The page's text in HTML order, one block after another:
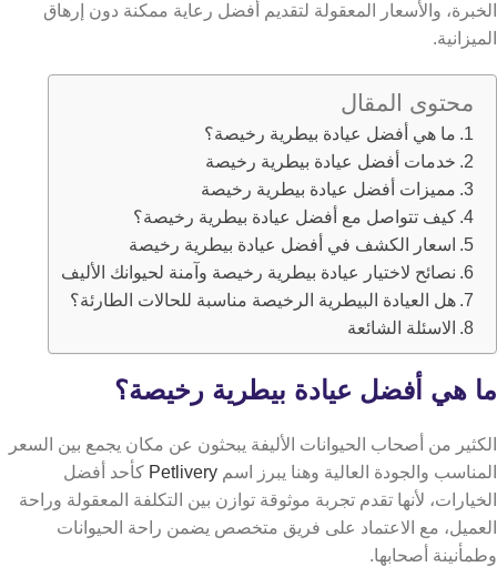
الخبرة، والأسعار المعقولة لتقديم أفضل رعاية ممكنة دون إرهاق
الميزانية.
محتوى المقال
ما هي أفضل عيادة بيطرية رخيصة؟
خدمات أفضل عيادة بيطرية رخيصة
مميزات أفضل عيادة بيطرية رخيصة
كيف تتواصل مع أفضل عيادة بيطرية رخيصة؟
اسعار الكشف في أفضل عيادة بيطرية رخيصة
نصائح لاختيار عيادة بيطرية رخيصة وآمنة لحيوانك الأليف
هل العيادة البيطرية الرخيصة مناسبة للحالات الطارئة؟
الاسئلة الشائعة
ما هي أفضل عيادة بيطرية رخيصة؟
الكثير من أصحاب الحيوانات الأليفة يبحثون عن مكان يجمع بين السعر
المناسب والجودة العالية وهنا يبرز اسم Petlivery كأحد أفضل
الخيارات، لأنها تقدم تجربة موثوقة توازن بين التكلفة المعقولة وراحة
العميل، مع الاعتماد على فريق متخصص يضمن راحة الحيوانات
وطمأنينة أصحابها.